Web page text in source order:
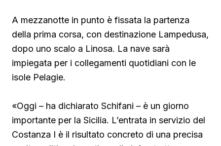
A mezzanotte in punto è fissata la partenza
della prima corsa, con destinazione Lampedusa,
dopo uno scalo a Linosa. La nave sarà
impiegata per i collegamenti quotidiani con le
isole Pelagie.
«Oggi – ha dichiarato Schifani – è un giorno
importante per la Sicilia. L’entrata in servizio del
Costanza I è il risultato concreto di una precisa